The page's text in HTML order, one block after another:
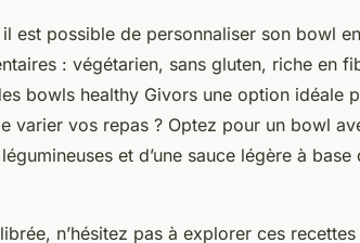
est possible de personnaliser son bowl en
: végétarien, sans gluten, riche en
bowls healthy Givors une option idéale
varier vos repas ? Optez pour un bowl
et d’une sauce légère à base
n’hésitez pas à explorer ces recettes